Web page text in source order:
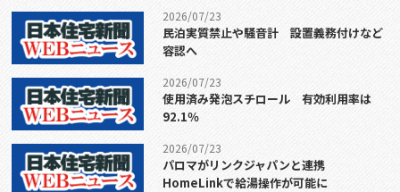
2026/07/23
民泊実質禁止や騒音計 設置義務付けなど
容認へ
2026/07/23
使用済み発泡スチロール 有効利用率は
92.1％
2026/07/23
パロマがリンクジャパンと連携
HomeLinkで給湯操作が可能に